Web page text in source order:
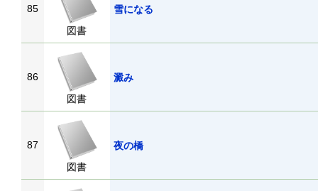
85
図書
雪になる
86
図書
澱み
87
図書
夜の橋